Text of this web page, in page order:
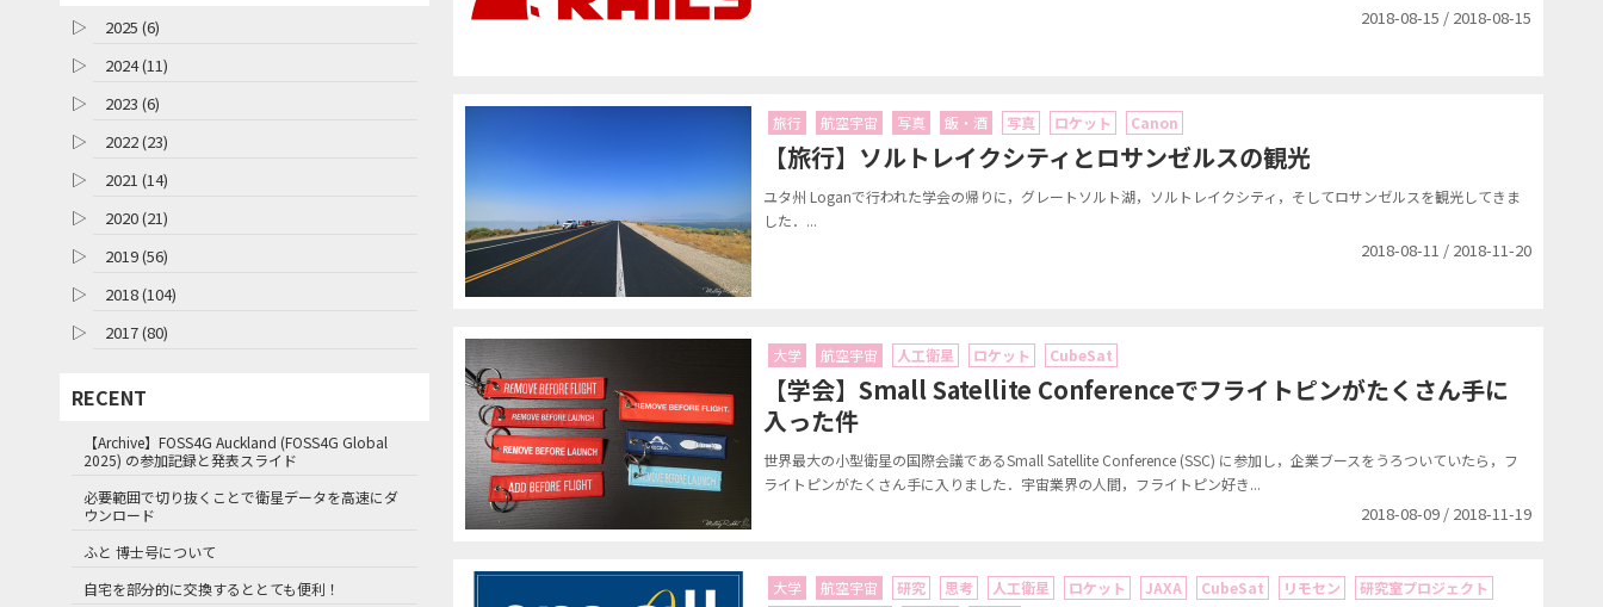
▷
2025 (6)
▷
2024 (11)
▷
2023 (6)
▷
2022 (23)
▷
2021 (14)
▷
2020 (21)
▷
2019 (56)
▷
2018 (104)
▷
2017 (80)
RECENT
【Archive】FOSS4G Auckland (FOSS4G Global
2025) の参加記録と発表スライド
必要範囲で切り抜くことで衛星データを高速にダ
ウンロード
ふと 博士号について
自宅を部分的に交換するととても便利！
2018-08-15 / 2018-08-15
旅行 航空宇宙 写真 飯・酒 写真 ロケット Canon
【旅行】ソルトレイクシティとロサンゼルスの観光
ユタ州 Loganで行われた学会の帰りに，グレートソルト湖，ソルトレイクシティ，そしてロサンゼルスを観光してきま
した．...
2018-08-11 / 2018-11-20
大学 航空宇宙 人工衛星 ロケット CubeSat
【学会】Small Satellite Conferenceでフライトピンがたくさん手に
入った件
世界最大の小型衛星の国際会議であるSmall Satellite Conference (SSC) に参加し，企業ブースをうろついていたら，フ
ライトピンがたくさん手に入りました．宇宙業界の人間，フライトピン好き...
2018-08-09 / 2018-11-19
大学 航空宇宙 研究 思考 人工衛星 ロケット JAXA CubeSat リモセン 研究室プロジェクト